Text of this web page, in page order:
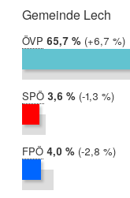
hier:
Gemeinde Lech
ÖVP 2019:
65,7 %
2014:
59,0 %
Differenz:
+6,7 %
SPÖ 2019:
3,6 %
2014:
5,0 %
Differenz:
-1,3 %
FPÖ 2019:
4,0 %
2014:
6,8 %
Differenz:
-2,8 %